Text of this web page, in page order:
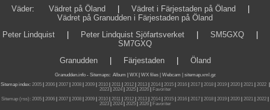
Väder: Vädret på Öland Vädret i Färjestaden på Öland
Vädret på Granudden i Färjestaden på Öland
Peter Lindquist
Peter Lindquist Sjöfartsverket SM5GXQ
SM7GXQ
Granudden| Färjestaden| Öland
Granudden.info- Sitemaps: Album WX WX files | Webcam |
sitemap.xml.gz
Sitemap index: 2005| 2006| 2007| 2008| 2009| 2010| 2011| 2012| 2013| 2014| 2015| 2016| 2017| 2018| 2019| 2020| 2021| 2022|
2023| 2024| 2025| 2026|
Favoriter
Sitemap (rss): 2005 2006 2007 2008 2009 2010 2011 2012 2013 2014 2015 2016 2017 2018 2019 2020 2021 2022
2023| 2024| 2025| 2026|
Favoriter